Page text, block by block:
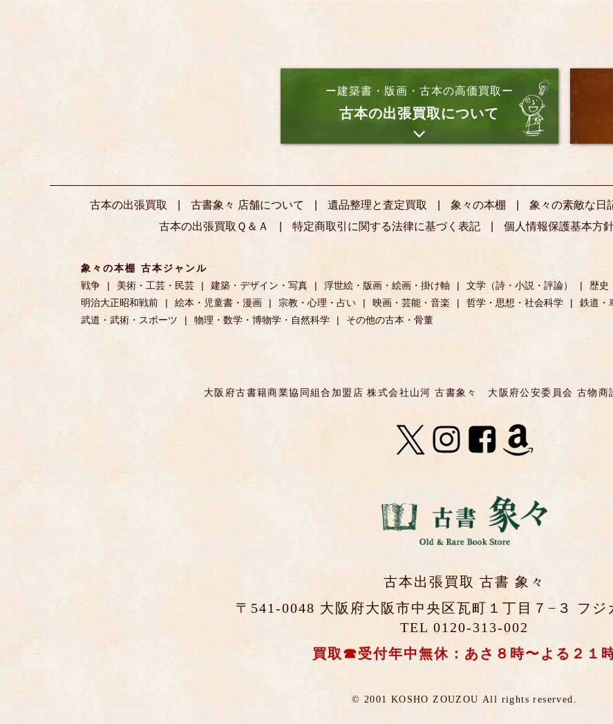
ー建築書・版画・古本の高価買取ー
古本の出張買取について
古本の出張買取 古書象々 店舗について 遺品整理と査定買取 象々の本棚 象々の素敵な日
古本の出張買取Ｑ＆Ａ
特定商取引に関する法律に基づく表記 個人情報保護基本方
象々の本棚 古本ジャンル
戦争
美術・工芸・民芸 建築・デザイン・写真 浮世絵・版画・絵画・掛け軸 文学（詩・小説・評論） 歴史
明治大正昭和戦前
絵本・児童書・漫画 宗教・心理・占い 映画・芸能・音楽 哲学・思想・社会科学
鉄道・
武道・武術・スポーツ
物理・数学・博物学・自然科学 その他の古本・骨董
大阪府古書籍商業協同組合加盟店 株式会社山河 古書象々 大阪府公安委員会 古物商
古本出張買取 古書 象々
〒541-0048 大阪府大阪市中央区瓦町１丁目７−３ フジ
TEL 0120-313-002
買取☎受付年中無休：あさ８時〜よる２１
© 2001 KOSHO ZOUZOU All rights reserved.